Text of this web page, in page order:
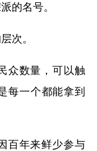
的名号。
次。
众数量，可以触
每一个都能拿到
百年来鲜少参与